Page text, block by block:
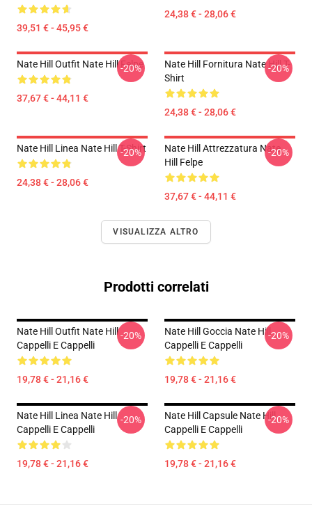
39,51 € - 45,95 €
24,38 € - 28,06 €
Nate Hill Outfit Nate Hill Felpe
37,67 € - 44,11 €
-20%
Nate Hill Fornitura Nate Hill T-
Shirt
24,38 € - 28,06 €
-20%
Nate Hill Linea Nate Hill T-Shirt
24,38 € - 28,06 €
-20%
Nate Hill Attrezzatura Nate
Hill Felpe
37,67 € - 44,11 €
-20%
VISUALIZZA ALTRO
Prodotti correlati
Nate Hill Outfit Nate Hill
Cappelli E Cappelli
19,78 € - 21,16 €
-20%
Nate Hill Goccia Nate Hill
Cappelli E Cappelli
19,78 € - 21,16 €
-20%
Nate Hill Linea Nate Hill
Cappelli E Cappelli
19,78 € - 21,16 €
-20%
Nate Hill Capsule Nate Hill
Cappelli E Cappelli
19,78 € - 21,16 €
-20%